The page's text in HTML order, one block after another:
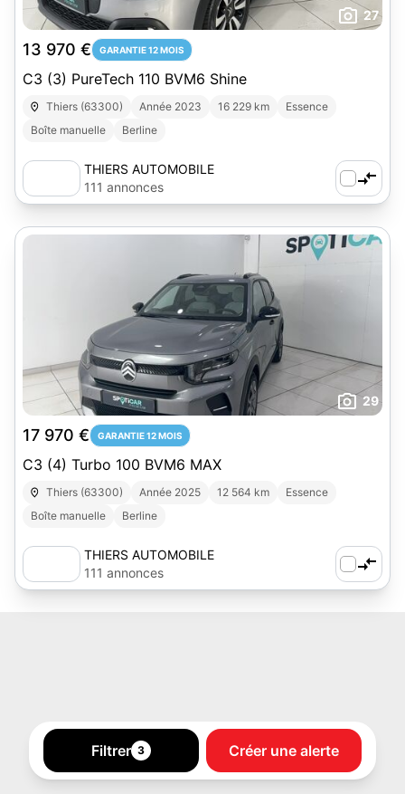
27
13 970 € GARANTIE 12 MOIS
C3 (3) PureTech 110 BVM6 Shine
Thiers (63300) Année 2023 16 229 km
Essence
Boîte manuelle
Berline
THIERS AUTOMOBILE
111 annonces
29
17 970 € GARANTIE 12 MOIS
C3 (4) Turbo 100 BVM6 MAX
Thiers (63300) Année 2025 12 564 km
Essence
Boîte manuelle
Berline
THIERS AUTOMOBILE
111 annonces
Filtrer 3 Créer une alerte